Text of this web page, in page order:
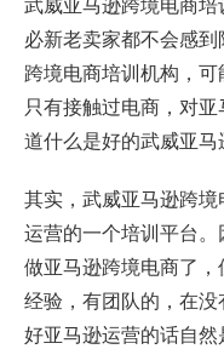
必新老卖家都不会感
跨境电商培训机构，
只有接触过电商，对
道什么是好的武威亚马
其实，武威亚马逊跨
运营的一个培训平台
做亚马逊跨境电商了
经验，有团队的，在
好亚马逊运营的话自然